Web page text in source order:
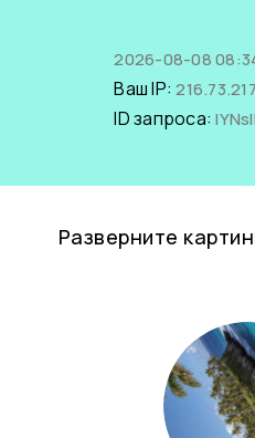
2026-08-08
Ваш IP:
ID запроса:
Разверните